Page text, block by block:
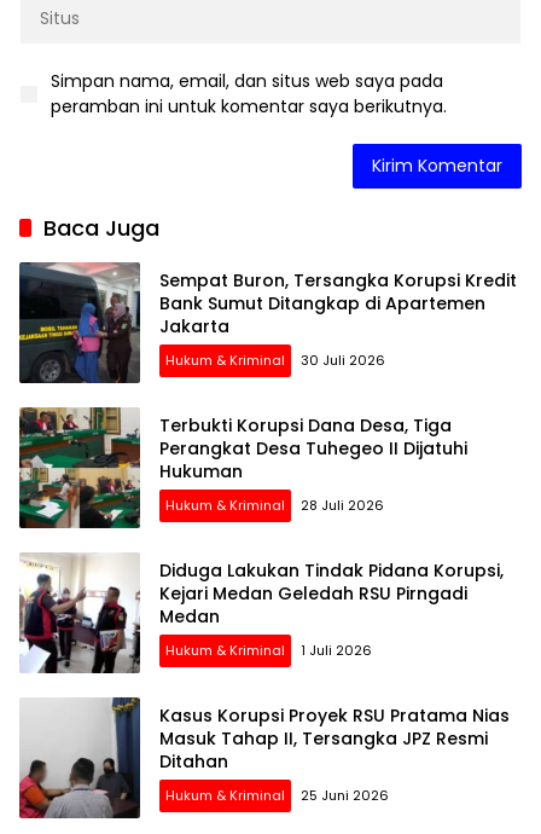
Simpan nama, email, dan situs web saya pada
peramban ini untuk komentar saya berikutnya.
Baca Juga
Sempat Buron, Tersangka Korupsi Kredit
Bank Sumut Ditangkap di Apartemen
Jakarta
Hukum & Kriminal 30 Juli 2026
Terbukti Korupsi Dana Desa, Tiga
Perangkat Desa Tuhegeo II Dijatuhi
Hukuman
Hukum & Kriminal 28 Juli 2026
Diduga Lakukan Tindak Pidana Korupsi,
Kejari Medan Geledah RSU Pirngadi
Medan
Hukum & Kriminal 1 Juli 2026
Kasus Korupsi Proyek RSU Pratama Nias
Masuk Tahap II, Tersangka JPZ Resmi
Ditahan
Hukum & Kriminal 25 Juni 2026